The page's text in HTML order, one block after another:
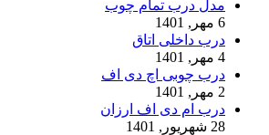
مدل درب تمام چوب
6 مهر, 1401
درب داخلی اتاق
4 مهر, 1401
درب چوبی اچ دی اف
2 مهر, 1401
درب ام دی اف ارزان
28 شهریور, 1401